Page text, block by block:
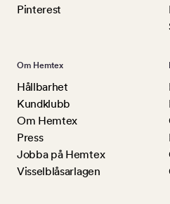
Pinterest
Om Hemtex
Hållbarhet
Kundklubb
Om Hemtex
Press
Jobba på Hemtex
Visselblåsarlagen